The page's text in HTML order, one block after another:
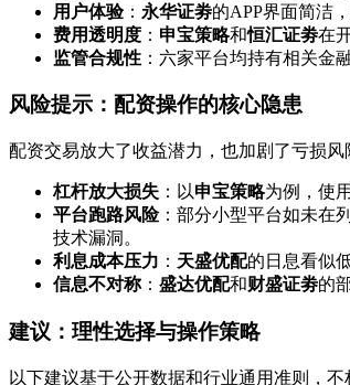
用户体验： 永华证劵的APP界面简洁
费用透明度 ： 申宝策略和恒汇证劵在
监管合规性 ：六家平台均持有相关金
风险提示：配资操作的核心隐患
配资交易放大了收益潜力，也加剧了亏损风
杠杆放大损失 ：以申宝策略为例，使
平台跑路风险：部分小型平台如未在
技术漏洞。
利息成本压力 ： 天盛优配的日息看似
信息不对称： 盛达优配和财盛证劵的
建议：理性选择与操作策略
以下建议基于公开数据和行业通用准则，不